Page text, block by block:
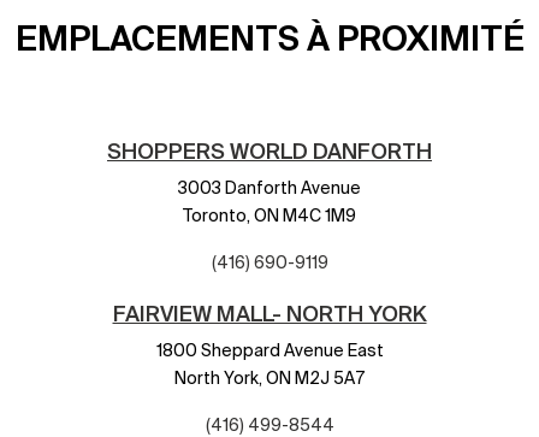
EMPLACEMENTS À PROXIMITÉ
SHOPPERS WORLD DANFORTH
3003 Danforth Avenue
Toronto,ON M4C 1M9
(416) 690-9119
FAIRVIEW MALL- NORTH YORK
1800 Sheppard Avenue East
North York,ON M2J 5A7
(416) 499-8544